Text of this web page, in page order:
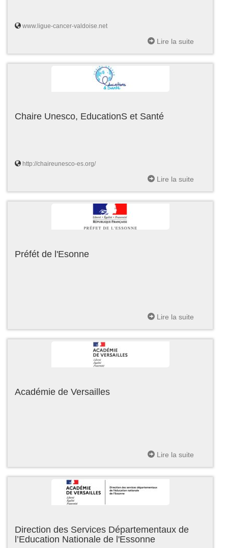
www.ligue-cancer-valdoise.net
Lire la suite
Chaire Unesco, EducationS et Santé
http://chaireunesco-es.org/
Lire la suite
Préfét de l'Esonne
Lire la suite
Académie de Versailles
Lire la suite
Direction des Services Départementaux de
l’Education Nationale de l'Essonne